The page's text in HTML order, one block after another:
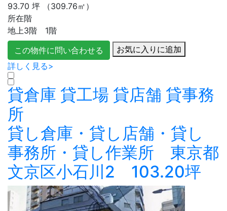
93.70 坪 （309.76㎡）
所在階
地上3階 1階
この物件に問い合わせる
お気に入りに追加
詳しく見る>
貸倉庫 貸工場 貸店舗 貸事務
所
貸し倉庫・貸し店舗・貸し
事務所・貸し作業所 東京都
文京区小石川2 103.20坪